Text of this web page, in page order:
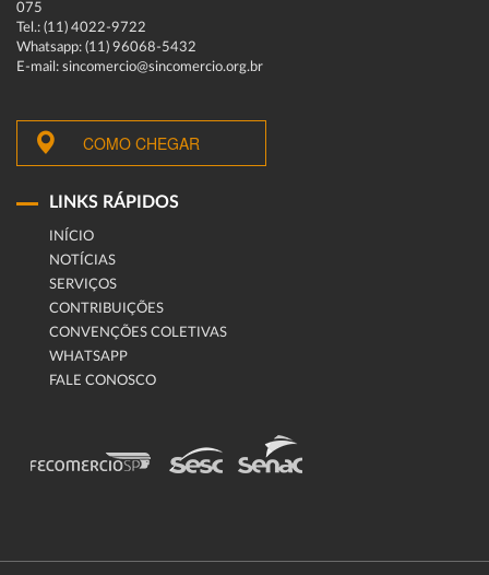
075
Tel.: (11) 4022-9722
Whatsapp: (11) 96068-5432
E-mail: sincomercio@sincomercio.org.br
COMO CHEGAR
LINKS RÁPIDOS
INÍCIO
NOTÍCIAS
SERVIÇOS
CONTRIBUIÇÕES
CONVENÇÕES COLETIVAS
WHATSAPP
FALE CONOSCO